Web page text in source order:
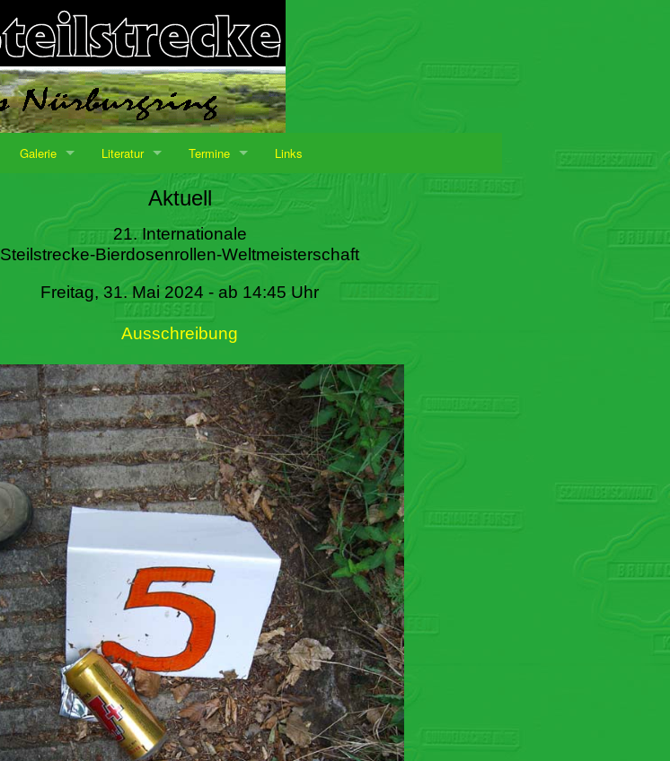
Galerie Literatur Termine Links
Aktuell
21. Internationale
Steilstrecke-Bierdosenrollen-Weltmeisterschaft
Freitag, 31. Mai 2024 - ab 14:45 Uhr
Ausschreibung